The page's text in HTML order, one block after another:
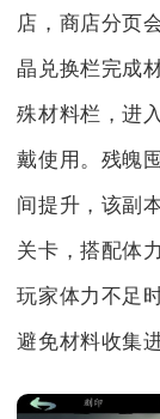
店，商店分页
晶兑换栏完成
殊材料栏，进
戴使用。残魄
间提升，该副
关卡，搭配体
玩家体力不足
避免材料收集